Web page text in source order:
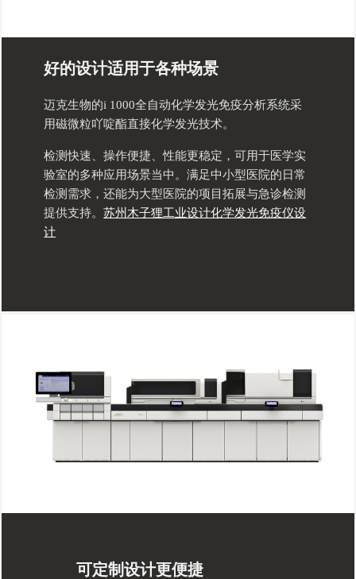
好的设计适用于各种场景
迈克生物的i 1000全自动化学发光免疫分析系统采
用磁微粒吖啶酯直接化学发光技术。
检测快速、操作便捷、性能更稳定，可用于医学实
验室的多种应用场景当中。满足中小型医院的日常
检测需求，还能为大型医院的项目拓展与急诊检测
提供支持。苏州木子狸工业设计化学发光免疫仪设
计
可定制设计更便捷